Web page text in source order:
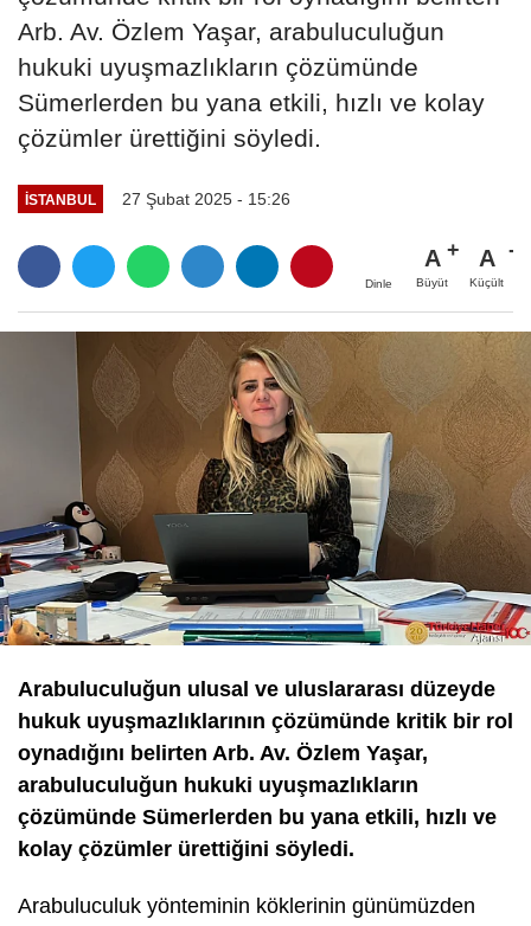
Arb. Av. Özlem Yaşar, arabuluculuğun
hukuki uyuşmazlıkların çözümünde
Sümerlerden bu yana etkili, hızlı ve kolay
çözümler ürettiğini söyledi.
İSTANBUL 27 Şubat 2025 - 15:26
Dinle
A
Büyüt
A
Küçült
Arabuluculuğun ulusal ve uluslararası düzeyde
hukuk uyuşmazlıklarının çözümünde kritik bir rol
oynadığını belirten Arb. Av. Özlem Yaşar,
arabuluculuğun hukuki uyuşmazlıkların
çözümünde Sümerlerden bu yana etkili, hızlı ve
kolay çözümler ürettiğini söyledi.
Arabuluculuk yönteminin köklerinin günümüzden